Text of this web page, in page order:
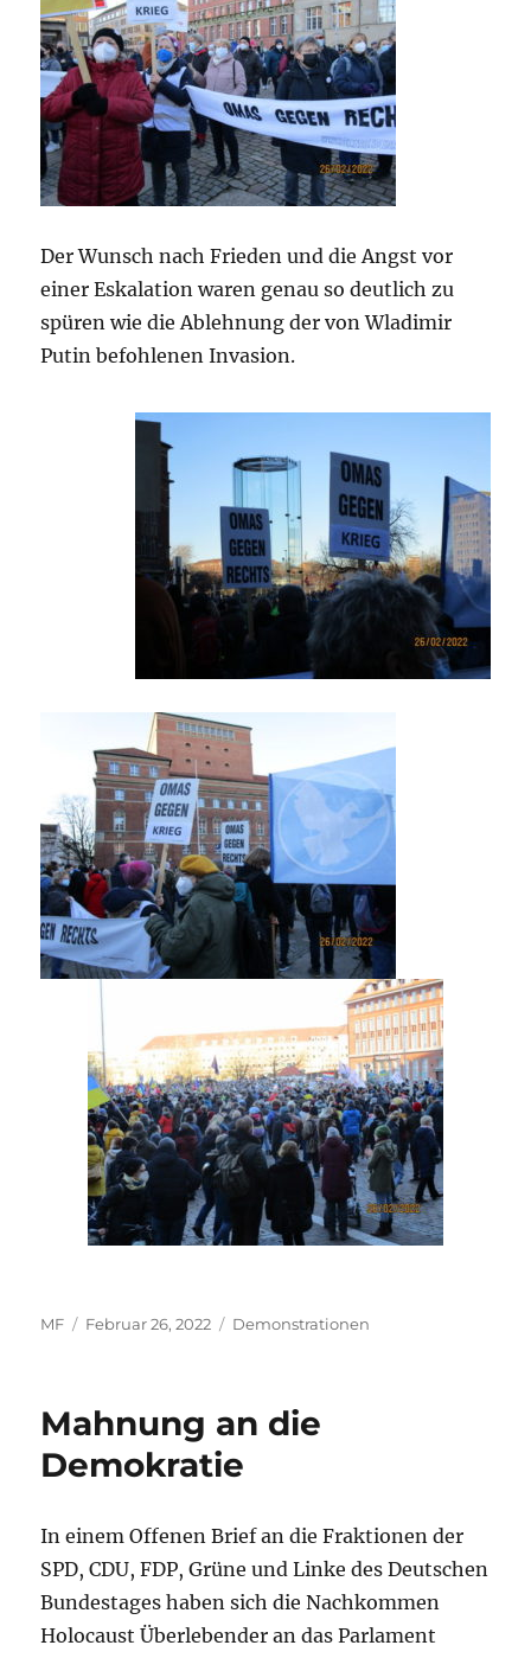
Der Wunsch nach Frieden und die Angst vor
einer Eskalation waren genau so deutlich zu
spüren wie die Ablehnung der von Wladimir
Putin befohlenen Invasion.
Autor
MF
Veröffentlicht
Februar 26, 2022 Kategorien
Demonstrationen
Mahnung an die
Demokratie
In einem Offenen Brief an die Fraktionen der
SPD, CDU, FDP, Grüne und Linke des Deutschen
Bundestages haben sich die Nachkommen
Holocaust Überlebender an das Parlament